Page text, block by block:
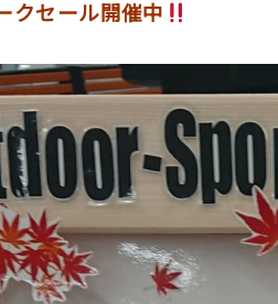
クセール開催中